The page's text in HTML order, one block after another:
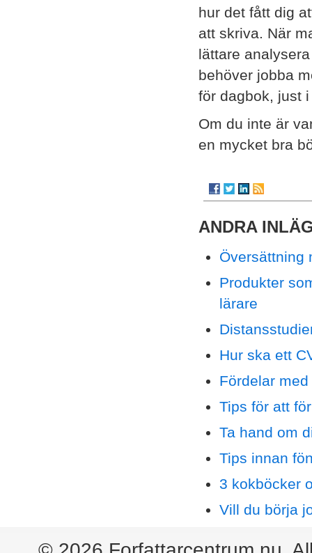
hur det fått dig
att skriva. När
lättare
behöver jobba
för dagbok, just
Om du inte är
en mycket bra
ANDRA
Översättning
Produkter
lärare
Hur ska ett
Fördelar
Tips för att
Ta hand om
Tips innan
3 kokböcker
Vill du börja